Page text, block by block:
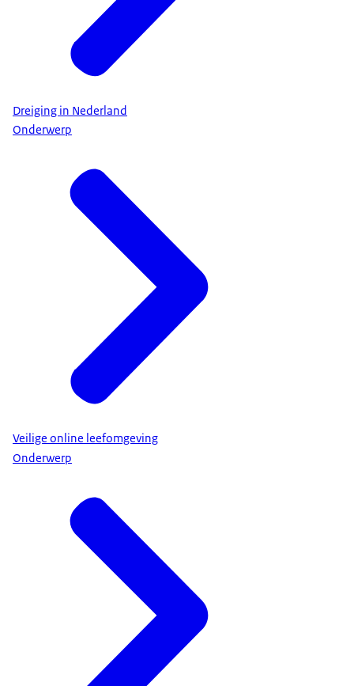
ScamCheckof
• Meer tips vind je op
Dreiging in Nederland
Onderwerp
Veilige online leefomgeving
Onderwerp